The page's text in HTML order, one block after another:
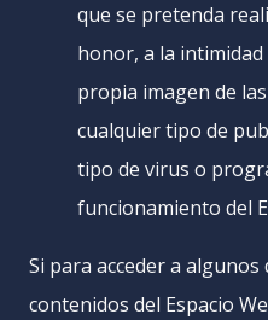
que se pretenda
honor, a la
propia imagen de
cualquier tipo de
tipo de virus o
funcionamiento del
Si para acceder a
contenidos del Espacio